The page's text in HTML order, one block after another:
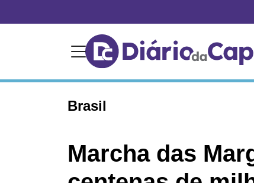
Brasil
Marcha das